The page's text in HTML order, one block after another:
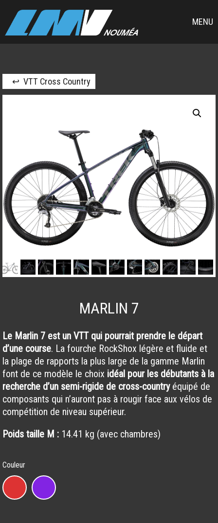
MENU
↩ VTT Cross Country
MARLIN 7
Le Marlin 7 est un VTT qui pourrait prendre le départ
d’une course. La fourche RockShox légère et fluide et
la plage de rapports la plus large de la gamme Marlin
font de ce modèle le choix idéal pour les débutants à la
recherche d’un semi-rigide de cross-countryéquipé de
composants qui n’auront pas à rougir face aux vélos de
compétition de niveau supérieur.
Poids taille M : 14.41 kg (avec chambres)
Couleur